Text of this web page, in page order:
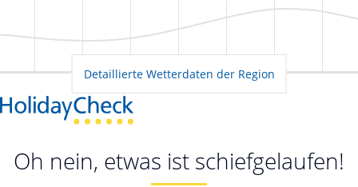
Detaillierte Wetterdaten der Region
Oh nein, etwas ist schiefgelaufen!